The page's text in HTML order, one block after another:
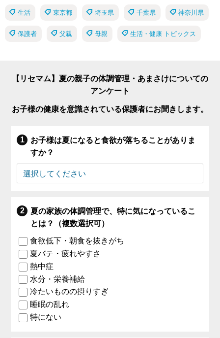
生活 東京都 埼玉県 千葉県 神奈川県
保護者 父親 母親 生活・健康 トピックス
【リセマム】夏の親子の体調管理・あまさけについての
アンケート
お子様の健康を意識されている保護者にお聞きします。
お子様は夏になると食欲が落ちることがありま
すか？
夏の家族の体調管理で、特に気になっているこ
とは？（複数選択可）
食欲低下・朝食を抜きがち
夏バテ・疲れやすさ
熱中症
水分・栄養補給
冷たいものの摂りすぎ
睡眠の乱れ
特にない